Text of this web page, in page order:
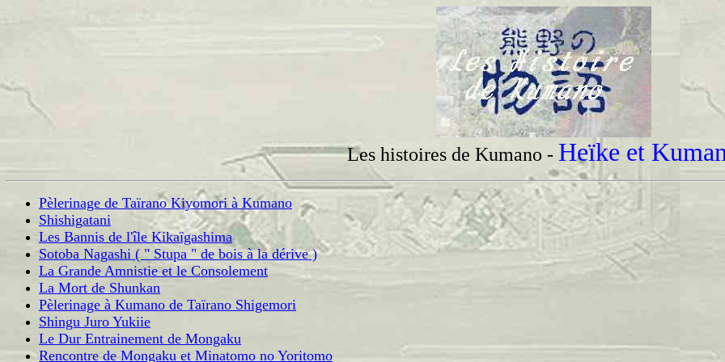
Les histoires de Kumano - Heïke et
Pèlerinage de Taïrano Kiyomori à Kumano
Shishigatani
Les Bannis de l'île Kikaïgashima
Sotoba Nagashi ( " Stupa " de bois à la dérive )
La Grande Amnistie et le Consolement
La Mort de Shunkan
Pèlerinage à Kumano de Taïrano Shigemori
Shingu Juro Yukiie
Le Dur Entrainement de Mongaku
Rencontre de Mongaku et Minatomo no Yoritomo